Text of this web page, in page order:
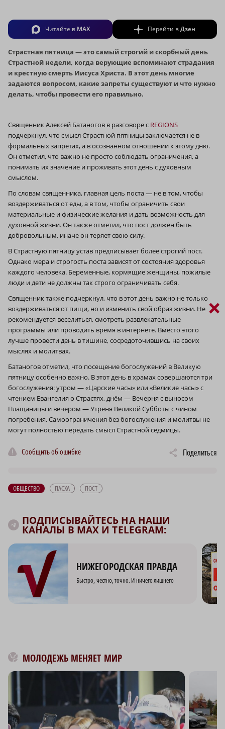
Читайте в MAX Перейти вДзен
Страстная пятница — это самый строгий и скорбный день
Страстной недели, когда верующие вспоминают страдания
и крестную смерть Иисуса Христа. В этот день многие
задаются вопросом, какие запреты существуют и что нужно
делать, чтобы провести его правильно.
Cвященник Алексей Батаногов в разговоре с REGIONS
подчеркнул, что смысл Страстной пятницы заключается не в
формальных запретах, а в осознанном отношении к этому дню.
Он отметил, что важно не просто соблюдать ограничения, а
понимать их значение и проживать этот день с духовным
смыслом.
По словам священника, главная цель поста — не в том, чтобы
воздерживаться от еды, а в том, чтобы ограничить свои
материальные и физические желания и дать возможность для
духовной жизни. Он также отметил, что пост должен быть
добровольным, иначе он теряет свою силу.
В Страстную пятницу устав предписывает более строгий пост.
Однако мера и строгость поста зависят от состояния здоровья
каждого человека. Беременные, кормящие женщины, пожилые
люди и дети не должны так строго ограничивать себя.
Священник также подчеркнул, что в этот день важно не только
воздерживаться от пищи, но и изменить свой образ жизни. Не
рекомендуется веселиться, смотреть развлекательные
программы или проводить время в интернете. Вместо этого
лучше провести день в тишине, сосредоточившись на своих
мыслях и молитвах.
Батаногов отметил, что посещение богослужений в Великую
пятницу особенно важно. В этот день в храмах совершаются три
богослужения: утром — «Царские часы» или «Великие часы» с
чтением Евангелия о Страстях, днём — Вечерня с выносом
Плащаницы и вечером — Утреня Великой Субботы с чином
погребения. Самоограничения без богослужения и молитвы не
могут полностью передать смысл Страстной седмицы.
Сообщить об ошибке Поделиться
ОБЩЕСТВО ПАСХА ПОСТ
ПОДПИСЫВАЙТЕСЬ НА НАШИ
КАНАЛЫ В MAX И TELEGRAM:
НИЖЕГОРОДСКАЯ ПРАВДА
Быстро, честно, точно. И ничего лишнего
МОЛОДЕЖЬ МЕНЯЕТ МИР
×